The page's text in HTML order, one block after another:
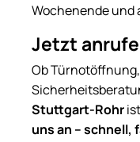
Wochenende und
Jetzt
Ob
Stuttgart-Rohr
uns an – schnell,